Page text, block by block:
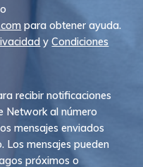
para obtener ayuda.
yCondiciones
recibir notificaciones
Network al número
mensajes enviados
Los mensajes pueden
próximos o